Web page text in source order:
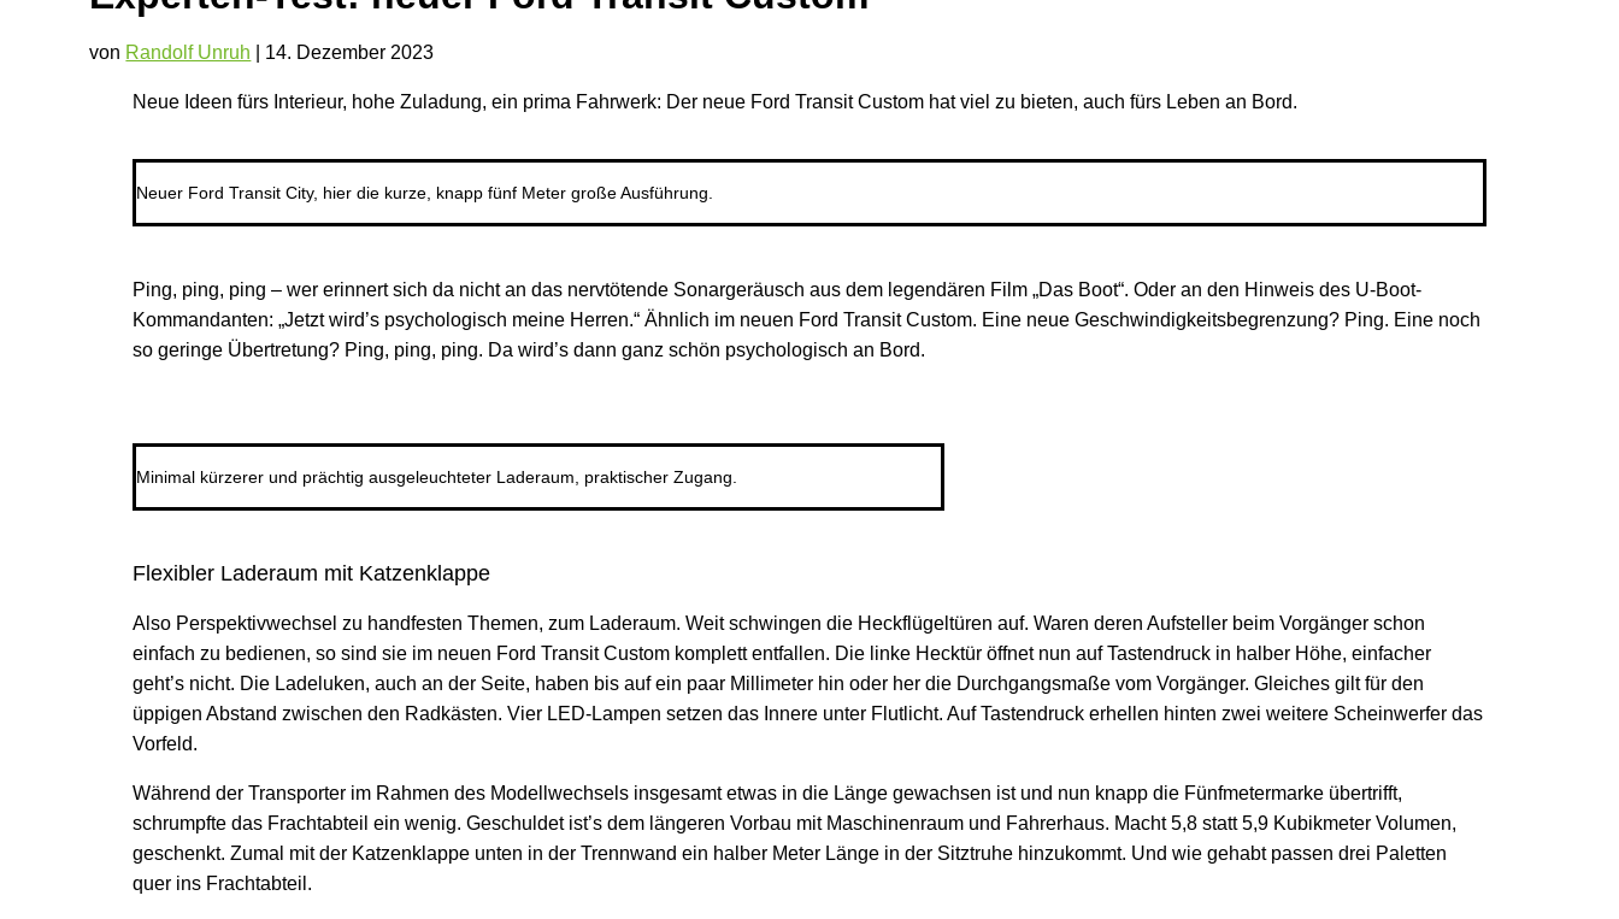
von Randolf Unruh 14. Dezember 2023
Neue Ideen fürs Interieur, hohe Zuladung, ein prima Fahrwerk: Der neue Ford Transit Custom hat viel zu bieten, auch fürs Leben an Bord.
Neuer Ford Transit City, hier die kurze, knapp fünf Meter große Ausführung.
Ping, ping, ping – wer erinnert sich da nicht an das nervtötende Sonargeräusch aus dem legendären Film „Das Boot“. Oder an den Hinweis des U-Boot-
Kommandanten: „Jetzt wird’s psychologisch meine Herren.“ Ähnlich im neuen Ford Transit Custom. Eine neue Geschwindigkeitsbegrenzung? Ping. Eine noch
so geringe Übertretung? Ping, ping, ping. Da wird’s dann ganz schön psychologisch an Bord.
Minimal kürzerer und prächtig ausgeleuchteter Laderaum, praktischer Zugang.
Flexibler Laderaum mit Katzenklappe
Also Perspektivwechsel zu handfesten Themen, zum Laderaum. Weit schwingen die Heckflügeltüren auf. Waren deren Aufsteller beim Vorgänger schon
einfach zu bedienen, so sind sie im neuen Ford Transit Custom komplett entfallen. Die linke Hecktür öffnet nun auf Tastendruck in halber Höhe, einfacher
geht’s nicht. Die Ladeluken, auch an der Seite, haben bis auf ein paar Millimeter hin oder her die Durchgangsmaße vom Vorgänger. Gleiches gilt für den
üppigen Abstand zwischen den Radkästen. Vier LED-Lampen setzen das Innere unter Flutlicht. Auf Tastendruck erhellen hinten zwei weitere Scheinwerfer das
Vorfeld.
Während der Transporter im Rahmen des Modellwechsels insgesamt etwas in die Länge gewachsen ist und nun knapp die Fünfmetermarke übertrifft,
schrumpfte das Frachtabteil ein wenig. Geschuldet ist’s dem längeren Vorbau mit Maschinenraum und Fahrerhaus. Macht 5,8 statt 5,9 Kubikmeter Volumen,
geschenkt. Zumal mit der Katzenklappe unten in der Trennwand ein halber Meter Länge in der Sitztruhe hinzukommt. Und wie gehabt passen drei Paletten
quer ins Frachtabteil.